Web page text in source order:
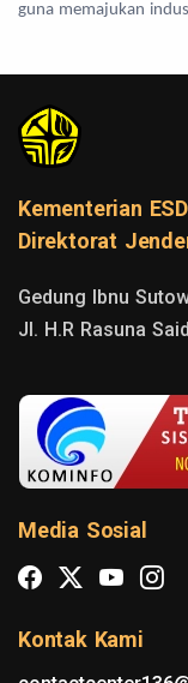
guna memajukan
Kementerian
Direktorat
Gedung Ibnu
Jl. H.R Rasuna
Media Sosial
Kontak Kami